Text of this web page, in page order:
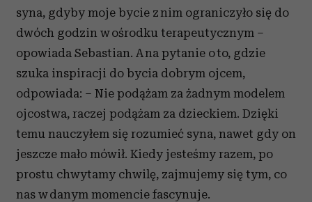
syna, gdyby moje bycie z nim ograniczyło się do
dwóch godzin w ośrodku terapeutycznym –
opowiada Sebastian. A na pytanie o to, gdzie
szuka inspiracji do bycia dobrym ojcem,
odpowiada: – Nie podążam za żadnym modelem
ojcostwa, raczej podążam za dzieckiem. Dzięki
temu nauczyłem się rozumieć syna, nawet gdy on
jeszcze mało mówił. Kiedy jesteśmy razem, po
prostu chwytamy chwilę, zajmujemy się tym, co
nas w danym momencie fascynuje.